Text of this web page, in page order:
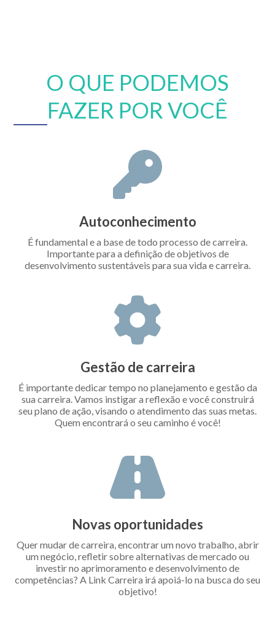
O QUE PODEMOS
FAZER POR VOCÊ
Autoconhecimento
É fundamental e a base de todo processo de carreira.
Importante para a definição de objetivos de
desenvolvimento sustentáveis para sua vida e carreira.
Gestão de carreira
É importante dedicar tempo no planejamento e gestão da
sua carreira. Vamos instigar a reflexão e você construirá
seu plano de ação, visando o atendimento das suas metas.
Quem encontrará o seu caminho é você!
Novas oportunidades
Quer mudar de carreira, encontrar um novo trabalho, abrir
um negócio, refletir sobre alternativas de mercado ou
investir no aprimoramento e desenvolvimento de
competências? A Link Carreira irá apoiá-lo na busca do seu
objetivo!